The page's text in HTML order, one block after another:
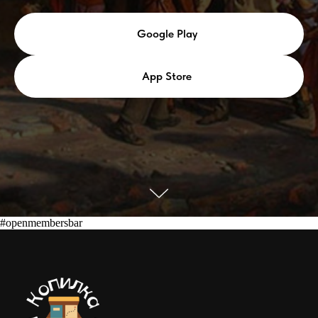
Google Play
App Store
#openmembersbar